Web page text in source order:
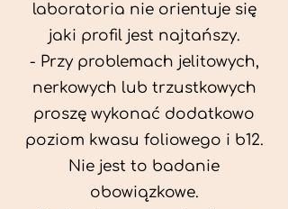
laboratoria nie orientuje się
jaki profil jest najtańszy.
- Przy problemach jelitowych,
nerkowych lub trzustkowych
proszę wykonać dodatkowo
poziom kwasu foliowego i b12.
Nie jest to badanie
obowiązkowe.